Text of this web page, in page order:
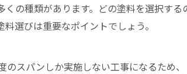
の種類があります。どの塗料を選択する
選びは重要なポイントでしょう。
のスパンしか実施しない工事になるため